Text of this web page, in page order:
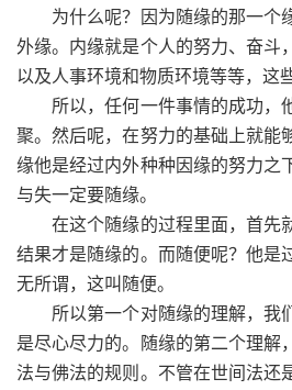
为什么呢？因为随缘的那一个
外缘。内缘就是个人的努力、奋斗
以及人事环境和物质环境等等，这
所以，任何一件事情的成功，
聚。然后呢，在努力的基础上就能
缘他是经过内外种种因缘的努力之
与失一定要随缘。
在这个随缘的过程里面，首先就
结果才是随缘的。而随便呢？他是
无所谓，这叫随便。
所以第一个对随缘的理解，我
是尽心尽力的。随缘的第二个理解
法与佛法的规则。不管在世间法还